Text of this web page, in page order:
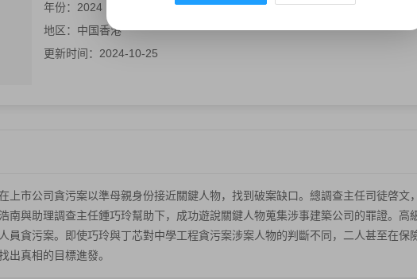
年份： 2024
地区： 中国香港
更新时间： 2024-10-25
上市公司貪污案以準母親身份接近關鍵人物，找到破案缺口。總調查主任司徒啓
南與助理調查主任鍾巧玲幫助下，成功遊說關鍵人物蒐集涉事建築公司的罪證。
員貪污案。即使巧玲與丁芯對中學工程貪污案涉案人物的判斷不同，二人甚至在
出真相的目標進發。